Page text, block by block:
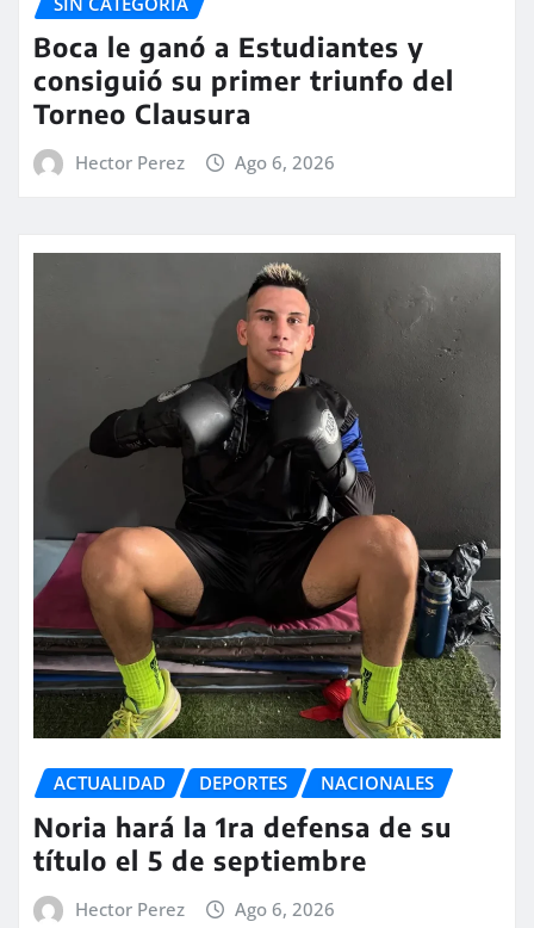
Boca le ganó a Estudiantes y
consiguió su primer triunfo del
Torneo Clausura
Hector Perez Ago 6, 2026
ACTUALIDAD DEPORTES NACIONALES
Noria hará la 1ra defensa de su
título el 5 de septiembre
Hector Perez Ago 6, 2026